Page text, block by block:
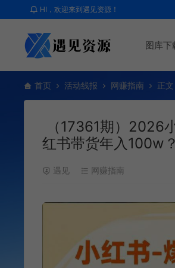
HI，欢迎来到遇见资源！
图库下
首页 活动线报 网赚指南 正文
（17361期）2026
红书带货年入100w
遇见 网赚指南